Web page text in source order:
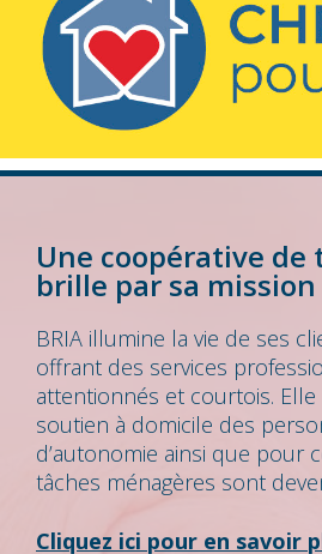
Une coopérative de
brille par sa mission
BRIA illumine la vie de ses
offrant des services
attentionnés et courtois. Elle
soutien à domicile des
d’autonomie ainsi que pour
tâches ménagères sont
Cliquez ici pour en savoir